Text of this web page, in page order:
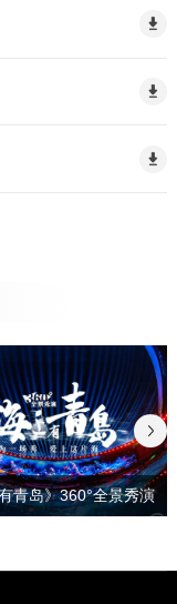
有青岛》360°全景秀演